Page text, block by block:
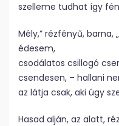
szelleme tudhat így
Mély,” rézfényű, barna,
édesem,
csodálatos csillogó
csendesen, – hallani
az látja csak, aki úgy
Hasad alján, az alatt,